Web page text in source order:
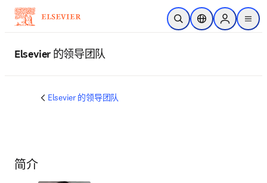
跳转到主内容
开放搜索位置选择器Sign in to
menu
Elsevier 的领导团队
Elsevier 的领导团队
简介